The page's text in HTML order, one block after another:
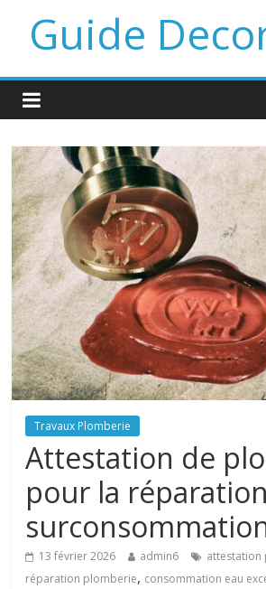
Guide
Travaux Plomberie
Attestation de
pour la
13 février 2026 admin6
réparation plomberie, consommation eau